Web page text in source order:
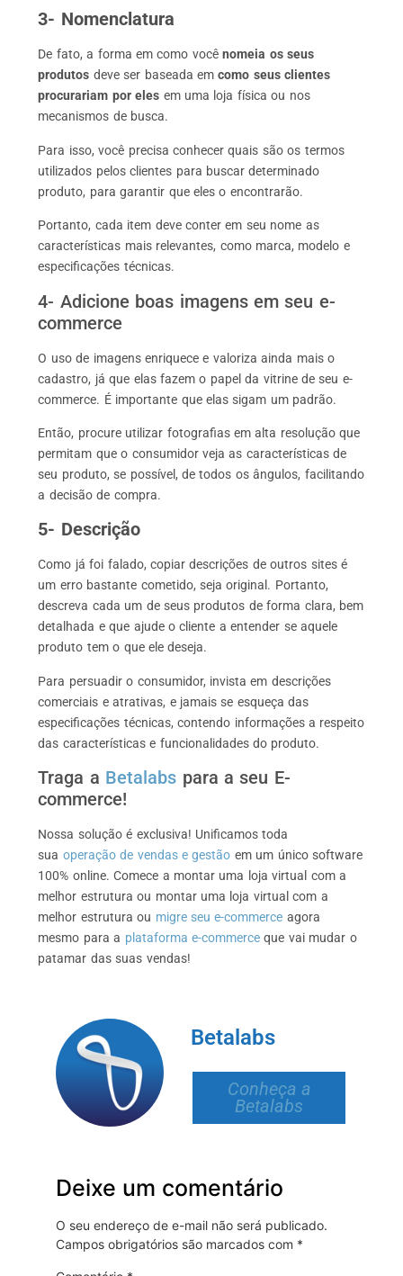
3- Nomenclatura
De fato, a forma em como vocênomeia os seus
produtos deve ser baseada emcomo seus clientes
procurariam por eles em uma loja física ou nos
mecanismos de busca.
Para isso, você precisa conhecer quais são os termos
utilizados pelos clientes para buscar determinado
produto, para garantir que eles o encontrarão.
Portanto, cada item deve conter em seu nome as
características mais relevantes, como marca, modelo e
especificações técnicas.
4- Adicione boas imagens em seu e-
commerce
O uso de imagens enriquece e valoriza ainda mais o
cadastro, já que elas fazem o papel da vitrine de seu e-
commerce. É importante que elas sigam um padrão.
Então, procure utilizar fotografias em alta resolução que
permitam que o consumidor veja as características de
seu produto, se possível, de todos os ângulos, facilitando
a decisão de compra.
5- Descrição
Como já foi falado, copiar descrições de outros sites é
um erro bastante cometido, seja original. Portanto,
descreva cada um de seus produtos de forma clara, bem
detalhada e que ajude o cliente a entender se aquele
produto tem o que ele deseja.
Para persuadir o consumidor, invista em descrições
comerciais e atrativas, e jamais se esqueça das
especificações técnicas, contendo informações a respeito
das características e funcionalidades do produto.
Traga a Betalabs para a seu E-
commerce!
Nossa solução é exclusiva! Unificamos toda
sua operação de vendas e gestão em um único software
100% online. Comece a montar uma loja virtual com a
melhor estrutura ou montar uma loja virtual com a
melhor estrutura ou migre seu e-commerce agora
mesmo para a plataforma e-commerce que vai mudar o
patamar das suas vendas!
Betalabs
Conheça a
Betalabs
Deixe um comentário
O seu endereço de e-mail não será publicado.
Campos obrigatórios são marcados com *